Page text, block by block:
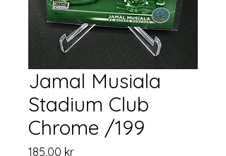
Jamal Musiala
Stadium Club
Chrome /199
185,00 krPris